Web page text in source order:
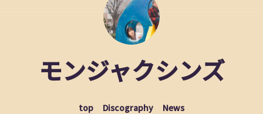
モンジャクシンズ
top Discography News